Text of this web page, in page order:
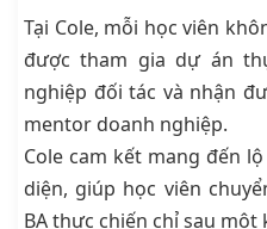
Tại Cole, mỗi học viên
được tham gia dự án
nghiệp đối tác và nhận
mentor doanh nghiệp.
Cole cam kết mang đến
diện, giúp học viên
BA thực chiến chỉ sau một